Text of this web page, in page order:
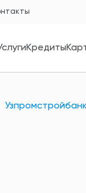
Кредиты